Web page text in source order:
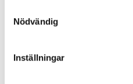
Nödvändig
Inställningar